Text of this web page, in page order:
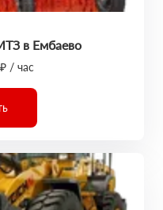
в Ембаево
/ час